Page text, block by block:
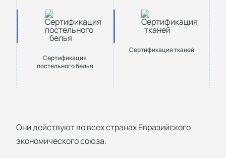
Сертификация
постельного белья
Сертификация тканей
Они действуют во всех странах Евразийского
экономического союза.